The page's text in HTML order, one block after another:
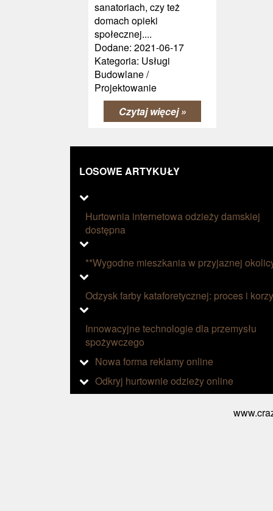
sanatoriach, czy też
domach opieki
społecznej....
Dodane: 2021-06-17
Kategoria: Usługi
Budowlane /
Projektowanie
Czytaj więcej »
LOSOWE ARTYKUŁY
Hurtownia internetowa odzieży damskiej
dostępna
**Wygodne mieszkania w przyjaznej
Odzysk farby kataforetycznej: proces i
Innowacyjne technologie dla przemysłu
spożywczego
Nowa forma reklamy online
Odkryj hurtownie odzieży online